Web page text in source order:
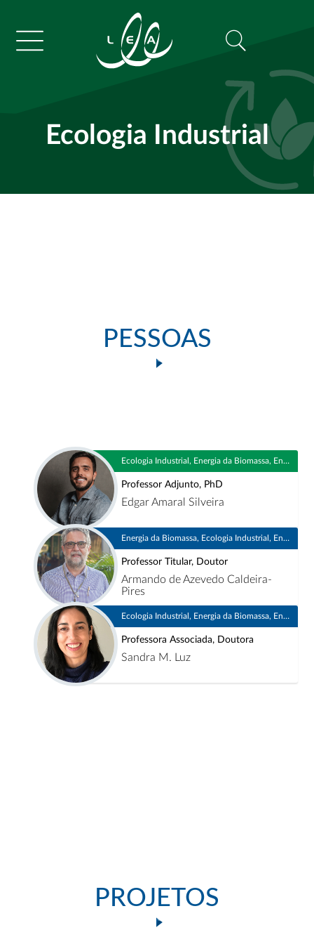
Ecologia Industrial
PESSOAS
Ecologia Industrial, Energia da Biomassa, Energia e Sustentabilidade
Professor Adjunto, PhD
Edgar Amaral Silveira
Energia da Biomassa, Ecologia Industrial, Energia e Sustentabilidade, Sistemas Térmicos
Professor Titular, Doutor
Armando de Azevedo Caldeira-
Pires
Ecologia Industrial, Energia da Biomassa, Energia e Sustentabilidade
Professora Associada, Doutora
Sandra M. Luz
PROJETOS